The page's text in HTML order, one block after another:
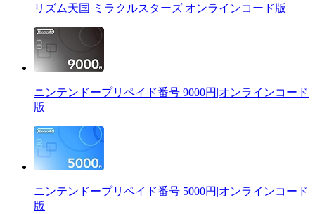
リズム天国 ミラクルスターズ|オンラインコード版
ニンテンドープリペイド番号 9000円|オンラインコード
版
ニンテンドープリペイド番号 5000円|オンラインコード
版